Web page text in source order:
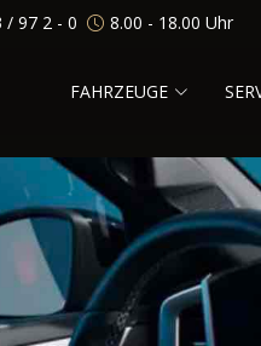
/ 97 2 - 0 8.00 - 18.00 Uhr
FAHRZEUGE